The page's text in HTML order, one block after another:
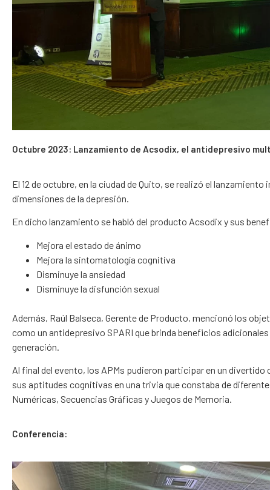
Octubre 2023: Lanzamiento de Acsodix, el antidepresivo
El 12 de octubre, en la ciudad de Quito, se realizó el
dimensiones de la depresión.
En dicho lanzamiento se habló del producto Acsodix y sus
Mejora el estado de ánimo
Mejora la sintomatología cognitiva
Disminuye la ansiedad
Disminuye la disfunción sexual
Además, Raúl Balseca, Gerente de Producto, mencionó los
como un antidepresivo SPARI que brinda beneficios
generación.
Al final del evento, los APMs pudieron participar en un
sus aptitudes cognitivas en una trivia que constaba de
Numéricas, Secuencias Gráficas y Juegos de Memoria.
Conferencia: